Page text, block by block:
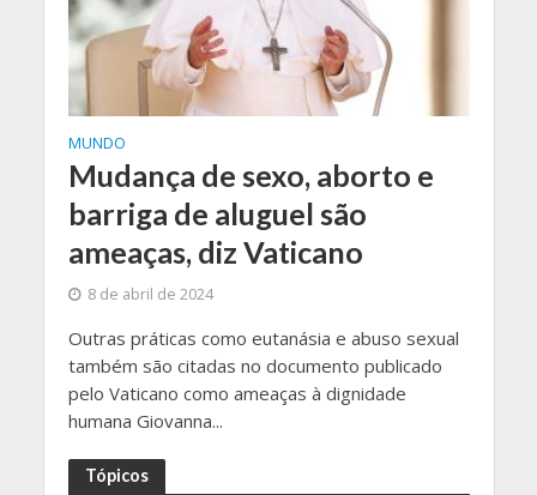
MUNDO
Mudança de sexo, aborto e
barriga de aluguel são
ameaças, diz Vaticano
8 de abril de 2024
Outras práticas como eutanásia e abuso sexual
também são citadas no documento publicado
pelo Vaticano como ameaças à dignidade
humana Giovanna...
Tópicos